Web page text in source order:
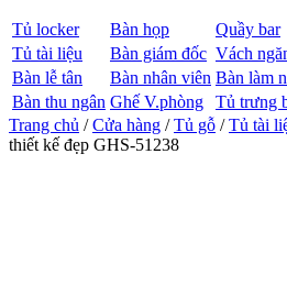
Tủ locker Bàn họp Quầy bar
Tủ tài liệu
Bàn giám đốc Vách
Bàn lễ tân
Bàn nhân viên Bàn làm
Bàn thu ngân Ghế V.phòng Tủ trưng
Trang chủ /Cửa hàng /Tủ gỗ /Tủ tài
thiết kế đẹp GHS-51238